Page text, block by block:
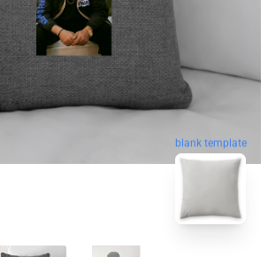
blank template